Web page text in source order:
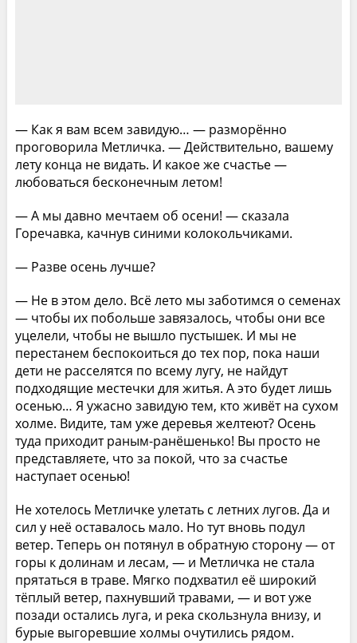
— Как я вам всем завидую… — разморённо
проговорила Метличка. — Действительно, вашему
лету конца не видать. И какое же счастье —
любоваться бесконечным летом!
— А мы давно мечтаем об осени! — сказала
Горечавка, качнув синими колокольчиками.
— Разве осень лучше?
— Не в этом дело. Всё лето мы заботимся о семенах
— чтобы их побольше завязалось, чтобы они все
уцелели, чтобы не вышло пустышек. И мы не
перестанем беспокоиться до тех пор, пока наши
дети не расселятся по всему лугу, не найдут
подходящие местечки для житья. А это будет лишь
осенью… Я ужасно завидую тем, кто живёт на сухом
холме. Видите, там уже деревья желтеют? Осень
туда приходит раным-ранёшенько! Вы просто не
представляете, что за покой, что за счастье
наступает осенью!
Не хотелось Метличке улетать с летних лугов. Да и
сил у неё оставалось мало. Но тут вновь подул
ветер. Теперь он потянул в обратную сторону — от
горы к долинам и лесам, — и Метличка не стала
прятаться в траве. Мягко подхватил её широкий
тёплый ветер, пахнувший травами, — и вот уже
позади остались луга, и река скользнула внизу, и
бурые выгоревшие холмы очутились рядом.